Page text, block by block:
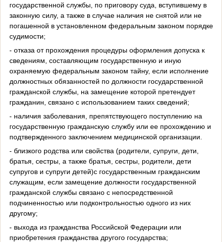
государственной службы, по приговору суда, вступившему в
законную силу, а также в случае наличия не снятой или не
погашенной в установленном федеральным законом порядке
судимости;
- отказа от прохождения процедуры оформления допуска к
сведениям, составляющим государственную и иную
охраняемую федеральным законом тайну, если исполнение
должностных обязанностей по должности государственной
гражданской службы, на замещение которой претендует
гражданин, связано с использованием таких сведений;
- наличия заболевания, препятствующего поступлению на
государственную гражданскую службу или ее прохождению и
подтвержденного заключением медицинской организации.
- близкого родства или свойства (родители, супруги, дети,
братья, сестры, а также братья, сестры, родители, дети
супругов и супруги детей)с государственным гражданским
служащим, если замещение должности государственной
гражданской службы связано с непосредственной
подчиненностью или подконтрольностью одного из них
другому;
- выхода из гражданства Российской Федерации или
приобретения гражданства другого государства;